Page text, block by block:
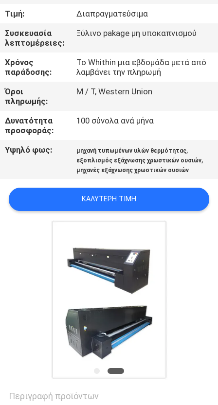
ΈΛΕΓΧΟΣ
ΕΠΑΦΉ
ΝΈΑ
ΌΛΕΣ
ΟΙ
ΠΕΡΙΠΤΏΣΕΙΣ
NEWS
SITEMAP
ΑΠΟΡΡΉΤΟΥ
Τιμή:
Διαπραγματεύσιμα
Συσκευασία
λεπτομέρειες:
Ξύλινο pakage μη υποκαπνισμού
Χρόνος
παράδοσης:
Το Whithin μια εβδομάδα μετά από
λαμβάνει την πληρωμή
Όροι
πληρωμής:
Μ / Τ, Western Union
Δυνατότητα
προσφοράς:
100 σύνολα ανά μήνα
Υψηλό φως: μηχανή τυπωμένων υλών θερμότητας,
εξοπλισμός εξάχνωσης χρωστικών ουσιών,
μηχανές εξάχνωσης χρωστικών ουσιών
ΚΑΛΎΤΕΡΗ ΤΙΜΉ
Περιγραφή προϊόντων